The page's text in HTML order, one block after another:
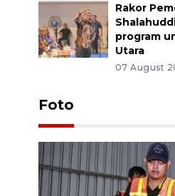
Rakor
program
Utara
07 August
Foto